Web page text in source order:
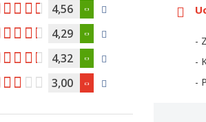
4,56
4,29
4,32
3,00
-
-
-